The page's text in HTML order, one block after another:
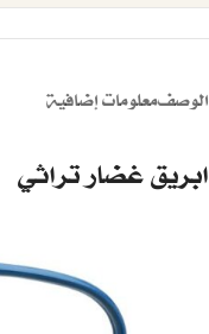
الوصفمعلومات إضافية
ابريق غضار تراثي